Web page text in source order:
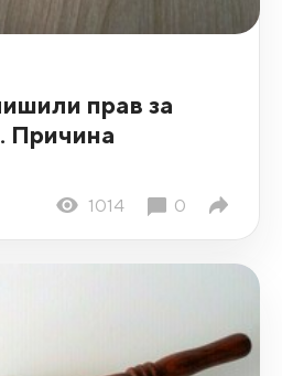
прав за
Причина
1014 0